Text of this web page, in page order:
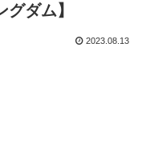
ダム】
2023.08.13